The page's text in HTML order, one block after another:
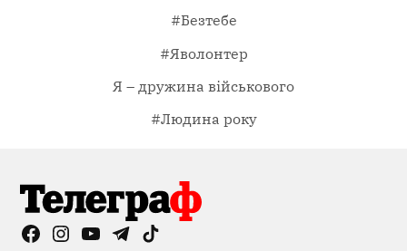
#Безтебе
#Яволонтер
Я – дружина військового
#Людина року
FacebookInstagram
YouTubeTelegramTikTok